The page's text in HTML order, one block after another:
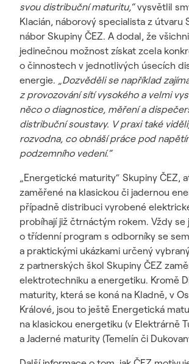
svou distribuční maturitu,“vysvětlil
Klacián, náborový specialista z útvaru
nábor Skupiny ČEZ. A dodal, že
jedinečnou možnost získat zcela
o činnostech v jednotlivých úsecích
energie. „Dozvěděli se například
z provozování sítí vysokého a velmi
něco o diagnostice, měření a
distribuční soustavy. V praxi také
rozvodna, co obnáší práce pod
podzemního vedení.“
„Energetické maturity“ Skupiny ČEZ,
zaměřené na klasickou či jadernou
případně distribuci vyrobené
probíhají již čtrnáctým rokem. Vždy se
o třídenní program s odborníky se
a praktickými ukázkami určený
z partnerských škol Skupiny ČEZ
elektrotechniku a energetiku. Kromě
maturity, která se koná na Kladně, v
Králové, jsou to ještě Energetická
na klasickou energetiku (v Elektrárně
a Jaderné maturity (Temelín či